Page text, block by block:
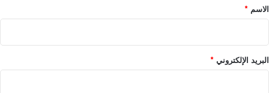
*
الاسم *
البريد الإلكتروني *